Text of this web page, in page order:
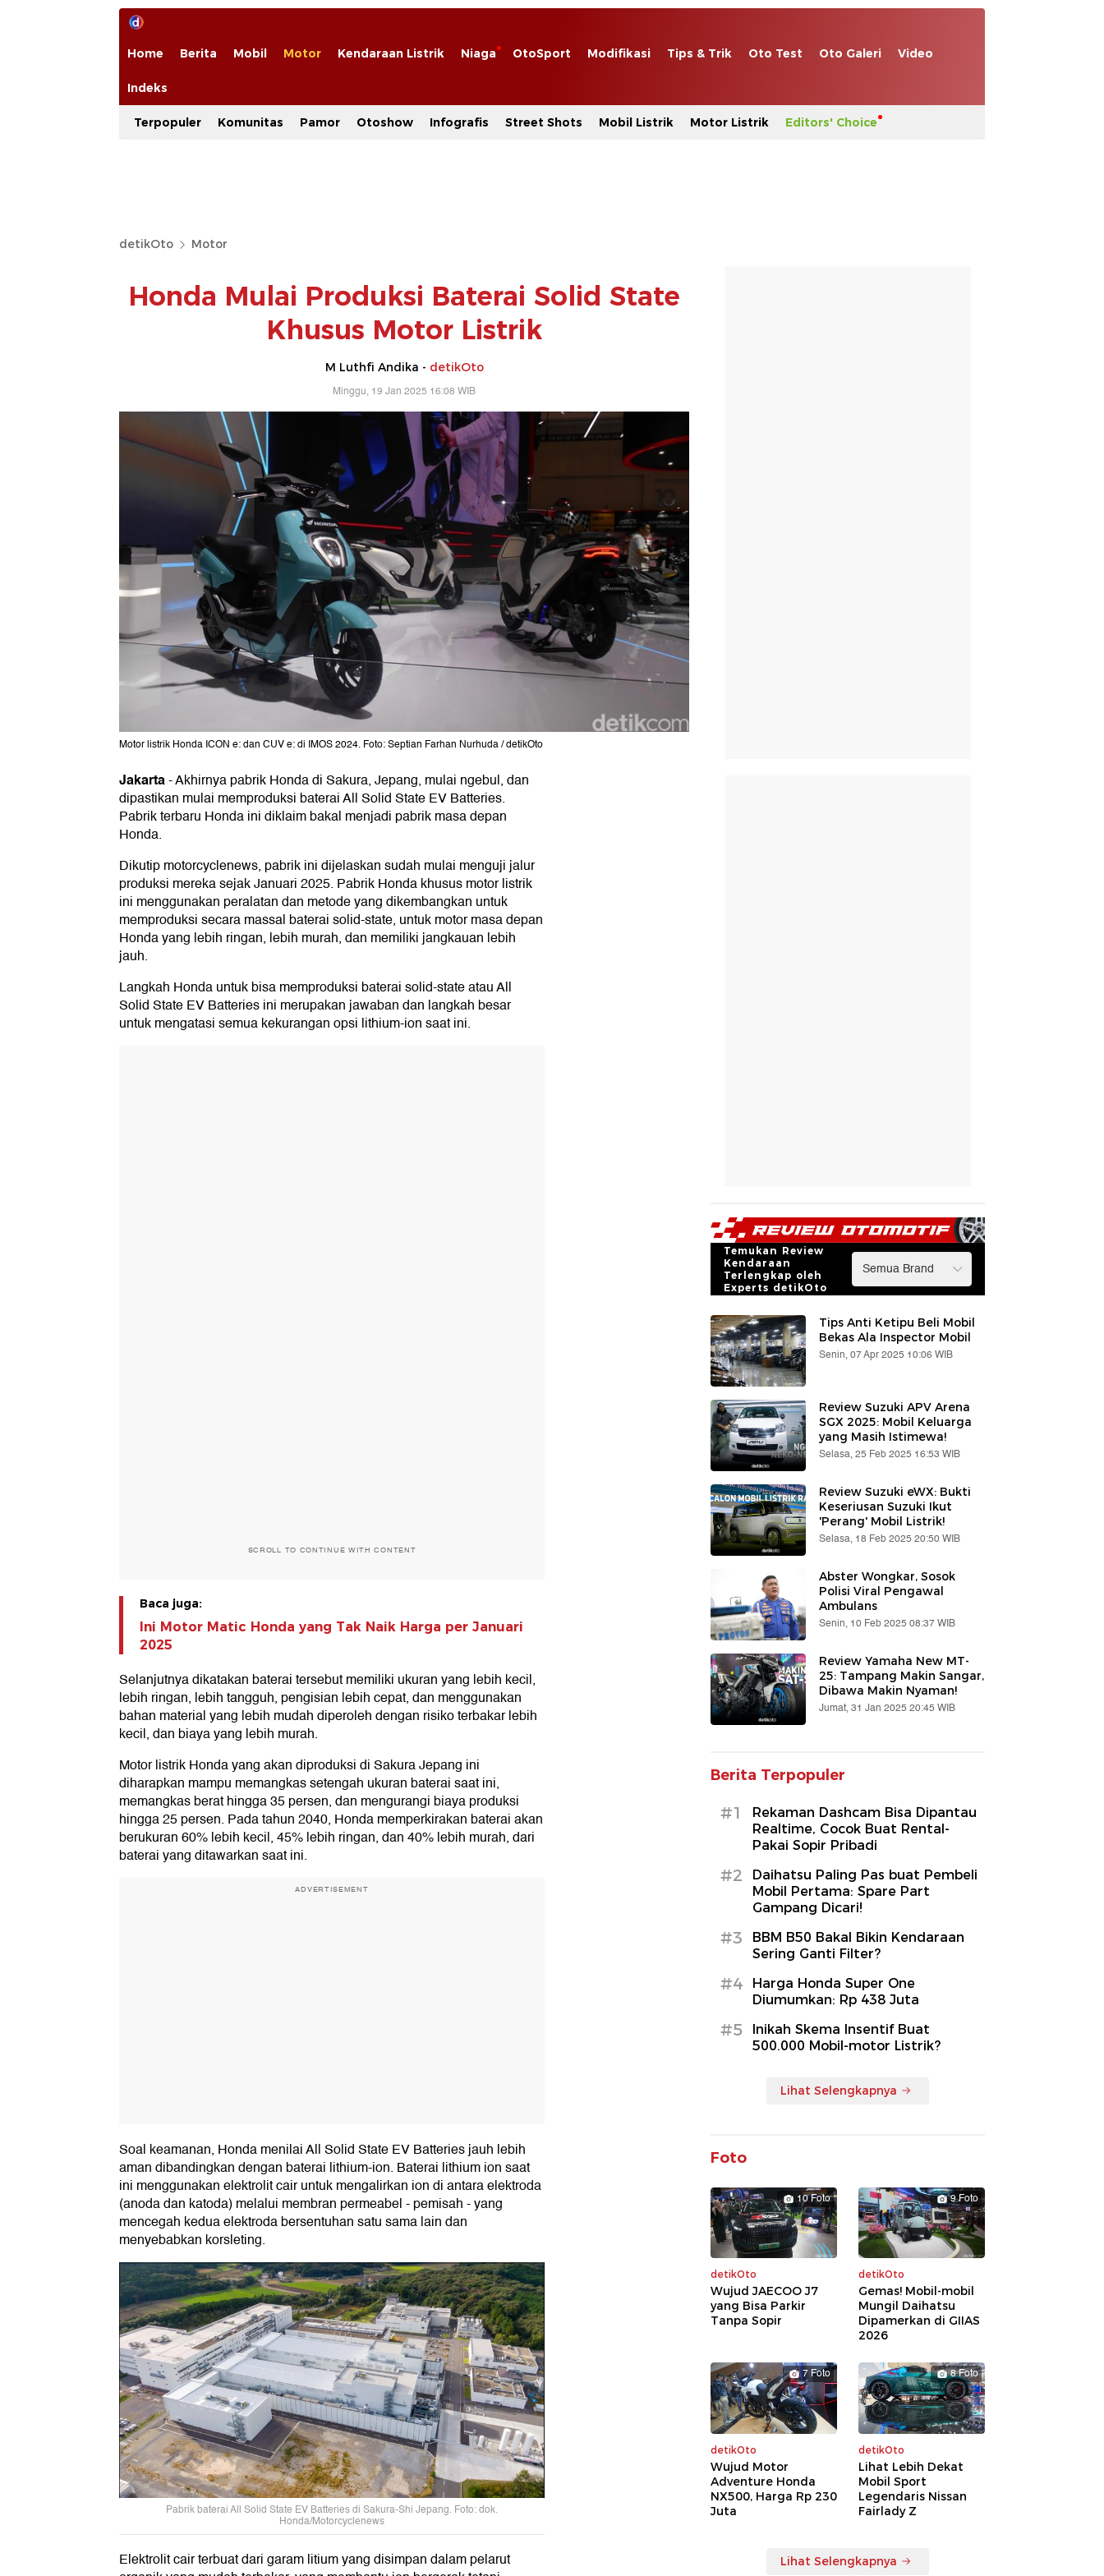
Home Berita Mobil Motor Kendaraan Listrik Niaga OtoSport Modifikasi Tips & Trik Oto Test Oto Galeri Video
Indeks
Terpopuler Komunitas Pamor Otoshow Infografis Street Shots Mobil Listrik Motor Listrik Editors' Choice
detikOto Motor
Honda Mulai Produksi Baterai Solid State
Khusus Motor Listrik
M Luthfi Andika - detikOto
Minggu, 19 Jan 2025 16:08 WIB
Motor listrik Honda ICON e: dan CUV e: di IMOS 2024. Foto: Septian Farhan Nurhuda / detikOto
Jakarta-Akhirnya pabrik Honda di Sakura, Jepang, mulai ngebul, dan
dipastikan mulai memproduksi baterai All Solid State EV Batteries.
Pabrik terbaru Honda ini diklaim bakal menjadi pabrik masa depan
Honda.
Dikutip motorcyclenews, pabrik ini dijelaskan sudah mulai menguji jalur
produksi mereka sejak Januari 2025. Pabrik Honda khusus motor listrik
ini menggunakan peralatan dan metode yang dikembangkan untuk
memproduksi secara massal baterai solid-state, untuk motor masa depan
Honda yang lebih ringan, lebih murah, dan memiliki jangkauan lebih
jauh.
Langkah Honda untuk bisa memproduksi baterai solid-state atau All
Solid State EV Batteries ini merupakan jawaban dan langkah besar
untuk mengatasi semua kekurangan opsi lithium-ion saat ini.
SCROLL TO CONTINUE WITH CONTENT
Baca juga:
Ini Motor Matic Honda yang Tak Naik Harga per Januari
2025
Selanjutnya dikatakan baterai tersebut memiliki ukuran yang lebih kecil,
lebih ringan, lebih tangguh, pengisian lebih cepat, dan menggunakan
bahan material yang lebih mudah diperoleh dengan risiko terbakar lebih
kecil, dan biaya yang lebih murah.
Motor listrik Honda yang akan diproduksi di Sakura Jepang ini
diharapkan mampu memangkas setengah ukuran baterai saat ini,
memangkas berat hingga 35 persen, dan mengurangi biaya produksi
hingga 25 persen. Pada tahun 2040, Honda memperkirakan baterai akan
berukuran 60% lebih kecil, 45% lebih ringan, dan 40% lebih murah, dari
baterai yang ditawarkan saat ini.
ADVERTISEMENT
Soal keamanan, Honda menilai All Solid State EV Batteries jauh lebih
aman dibandingkan dengan baterai lithium-ion. Baterai lithium ion saat
ini menggunakan elektrolit cair untuk mengalirkan ion di antara elektroda
(anoda dan katoda) melalui membran permeabel - pemisah - yang
mencegah kedua elektroda bersentuhan satu sama lain dan
menyebabkan korsleting.
Pabrik baterai All Solid State EV Batteries di Sakura-Shi Jepang. Foto: dok.
Honda/Motorcyclenews
Elektrolit cair terbuat dari garam litium yang disimpan dalam pelarut
Temukan Review
Kendaraan
Terlengkap oleh
Experts detikOto
Tips Anti Ketipu Beli Mobil
Bekas Ala Inspector Mobil
Senin, 07 Apr 2025 10:06 WIB
Review Suzuki APV Arena
SGX 2025: Mobil Keluarga
yang Masih Istimewa!
Selasa, 25 Feb 2025 16:53 WIB
Review Suzuki eWX: Bukti
Keseriusan Suzuki Ikut
'Perang' Mobil Listrik!
Selasa, 18 Feb 2025 20:50 WIB
Abster Wongkar, Sosok
Polisi Viral Pengawal
Ambulans
Senin, 10 Feb 2025 08:37 WIB
Review Yamaha New MT-
25: Tampang Makin Sangar,
Dibawa Makin Nyaman!
Jumat, 31 Jan 2025 20:45 WIB
Berita Terpopuler
#1
Rekaman Dashcam Bisa Dipantau
Realtime, Cocok Buat Rental-
Pakai Sopir Pribadi
#2
Daihatsu Paling Pas buat Pembeli
Mobil Pertama: Spare Part
Gampang Dicari!
#3
BBM B50 Bakal Bikin Kendaraan
Sering Ganti Filter?
#4
Harga Honda Super One
Diumumkan: Rp 438 Juta
#5
Inikah Skema Insentif Buat
500.000 Mobil-motor Listrik?
Lihat Selengkapnya
Foto
10 Foto
detikOto
Wujud JAECOO J7
yang Bisa Parkir
Tanpa Sopir
9 Foto
detikOto
Gemas! Mobil-mobil
Mungil Daihatsu
Dipamerkan di GIIAS
2026
7 Foto
detikOto
Wujud Motor
Adventure Honda
NX500, Harga Rp 230
Juta
8 Foto
detikOto
Lihat Lebih Dekat
Mobil Sport
Legendaris Nissan
Fairlady Z
Lihat Selengkapnya